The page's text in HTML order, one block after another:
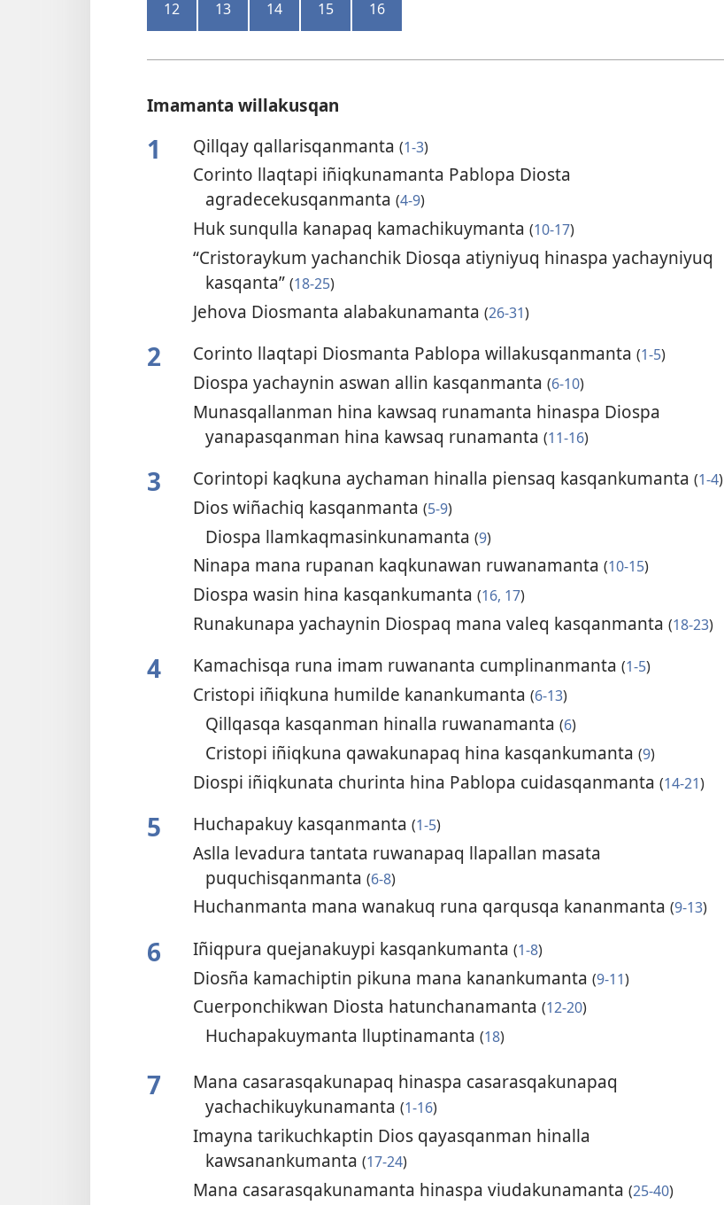
12 13 14 15 16
Imamanta willakusqan
1 Qillqay qallarisqanmanta (1-3)
Corinto llaqtapi iñiqkunamanta Pablopa Diosta
agradecekusqanmanta(4-9)
Huk sunqulla kanapaq kamachikuymanta (10-17)
“Cristoraykum yachanchik Diosqa atiyniyuq hinaspa yachayniyuq
kasqanta”(18-25)
Jehova Diosmanta alabakunamanta (26-31)
2 Corinto llaqtapi Diosmanta Pablopa willakusqanmanta (1-5)
Diospa yachaynin aswan allin kasqanmanta (6-10)
Munasqallanman hina kawsaq runamanta hinaspa Diospa
yanapasqanman hina kawsaq runamanta(11-16)
3 Corintopi kaqkuna aychaman hinalla piensaq kasqankumanta (1-4)
Dios wiñachiq kasqanmanta (5-9)
Diospa llamkaqmasinkunamanta(9)
Ninapa mana rupanan kaqkunawan ruwanamanta (10-15)
Diospa wasin hina kasqankumanta (16, 17)
Runakunapa yachaynin Diospaq mana valeq kasqanmanta (18-23)
4 Kamachisqa runa imam ruwananta cumplinanmanta (1-5)
Cristopi iñiqkuna humilde kanankumanta (6-13)
Qillqasqa kasqanman hinalla ruwanamanta(6)
Cristopi iñiqkuna qawakunapaq hina kasqankumanta(9)
Diospi iñiqkunata churinta hina Pablopa cuidasqanmanta (14-21)
5 Huchapakuy kasqanmanta (1-5)
Aslla levadura tantata ruwanapaq llapallan masata
puquchisqanmanta(6-8)
Huchanmanta mana wanakuq runa qarqusqa kananmanta (9-13)
6 Iñiqpura quejanakuypi kasqankumanta (1-8)
Diosña kamachiptin pikuna mana kanankumanta (9-11)
Cuerponchikwan Diosta hatunchanamanta (12-20)
Huchapakuymanta lluptinamanta(18)
7
Mana casarasqakunapaq hinaspa casarasqakunapaq
yachachikuykunamanta(1-16)
Imayna tarikuchkaptin Dios qayasqanman hinalla
kawsanankumanta(17-24)
Mana casarasqakunamanta hinaspa viudakunamanta (25-40)